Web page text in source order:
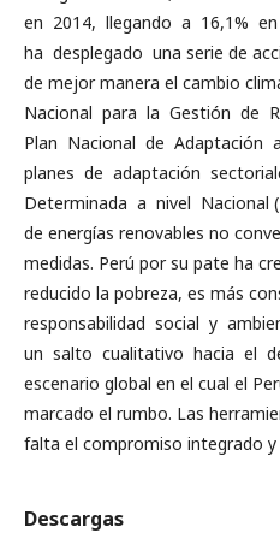
en 2014, llegando a 16,1%
ha desplegado una serie de
de mejor manera el cambio
Nacional para la Gestión de
Plan Nacional de Adaptación
planes de adaptación
Determinada a nivel Nacional
de energías renovables no
medidas. Perú por su pate ha
reducido la pobreza, es más
responsabilidad social y
un salto cualitativo hacia el
escenario global en el cual el
marcado el rumbo. Las
falta el compromiso integrado
Descargas